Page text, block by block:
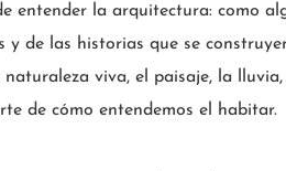
entender la arquitectura: como
y de las historias que se
viva, el paisaje, la
de cómo entendemos el habitar.